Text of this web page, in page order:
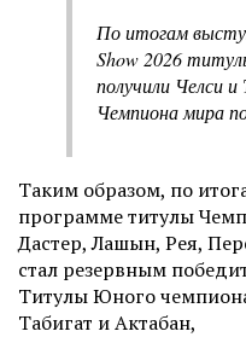
По итогам
Show 2026
получили Челси
Чемпиона мира
Таким образом, по
программе титулы
Дастер, Лашын, Рея,
стал резервным
Титулы Юного
Табигат и Актабан,